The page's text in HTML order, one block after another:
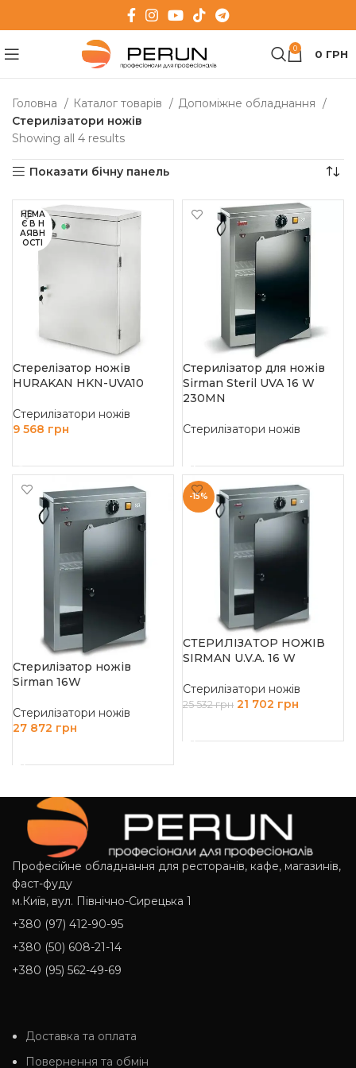
0 0 ГРН
Головна Каталог товарів
Допоміжне обладнання
Стерилізатори ножів
Showing all 4 results
Показати бічну панель
НЕМА
Є В Н
АЯВН
ОСТІ
Стерелізатор ножів
HURAKAN HKN-UVA10
Стерилізатори ножів
9 568 грн
Стерилізатор для ножів
Sirman Steril UVA 16 W
230MN
Стерилізатори ножів
Стерилізатор ножів
Sirman 16W
Стерилізатори ножів
27 872 грн
-15%
СТЕРИЛІЗАТОР НОЖІВ
SIRMAN U.V.A. 16 W
Стерилізатори ножів
25 532грн 21 702 грн
Професійне обладнання для ресторанів, кафе, магазинів,
фаст-фуду
м.Київ, вул. Північно-Сирецька 1
+380 (97) 412-90-95
+380 (50) 608-21-14
+380 (95) 562-49-69
Доставка та оплата
Повернення та обмін